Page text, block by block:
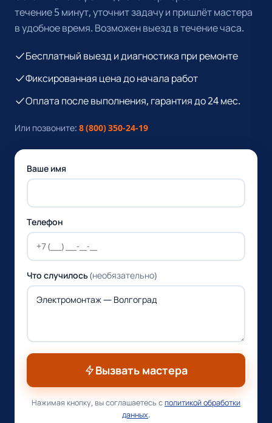
течение 5 минут, уточнит задачу и пришлёт мастера
в удобное время. Возможен выезд в течение часа.
Бесплатный выезд и диагностика при ремонте
Фиксированная цена до начала работ
Оплата после выполнения, гарантия до 24 мес.
Или позвоните: 8 (800) 350-24-19
Ваше имя
Телефон
Что случилось(необязательно)
Вызвать мастера
Нажимая кнопку, вы соглашаетесь сполитикой обработки
данных.